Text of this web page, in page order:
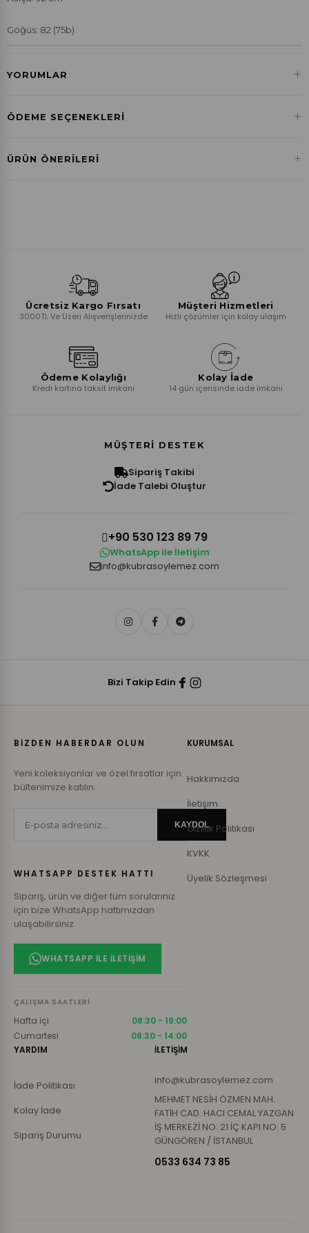
Göğüs: 82 (75b)
YORUMLAR +
ÖDEME SEÇENEKLERI +
Havale ile Ödeme
ÜRÜN ÖNERILERI +
Ücretsiz Kargo Fırsatı
3000TL Ve Üzeri Alışverişlerinizde
Müşteri Hizmetleri
Hızlı çözümler için kolay ulaşım
Ödeme Kolaylığı
Kredi kartına taksit imkanı
Kolay İade
14 gün içerisinde iade imkanı
MÜŞTERI DESTEK
Sipariş Takibi
İade Talebi Oluştur
+90 530 123 89 79
WhatsApp ile İletişim
info@kubrasoylemez.com
Bizi Takip Edin
BİZDEN HABERDAR OLUN
Yeni koleksiyonlar ve özel fırsatlar için
bültenimize katılın.
KAYDOL
WHATSAPP DESTEK HATTI
Sipariş, ürün ve diğer tüm sorularınız
için bize WhatsApp hattımızdan
ulaşabilirsiniz.
WHATSAPP ILE İLETIŞIM
ÇALIŞMA SAATLERI
Hafta içi
08:30 - 19:00
Cumartesi
08:30 - 14:00
KURUMSAL
Hakkımızda
İletişim
Gizlilik Politikası
KVKK
Üyelik Sözleşmesi
YARDIM
İade Politikası
Kolay İade
Sipariş Durumu
İLETİŞİM
info@kubrasoylemez.com
MEHMET NESİH ÖZMEN MAH.
FATİH CAD. HACI CEMAL YAZGAN
İŞ MERKEZİ NO: 21 İÇ KAPI NO: 5
GÜNGÖREN / İSTANBUL
0533 634 73 85